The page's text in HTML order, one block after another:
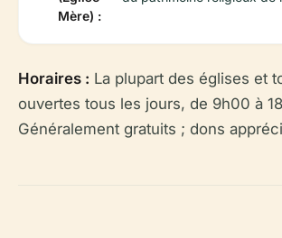
Mère) :
Horaires : La plupart des églises et
ouvertes tous les jours, de 9h00 à
Généralement gratuits ; dons